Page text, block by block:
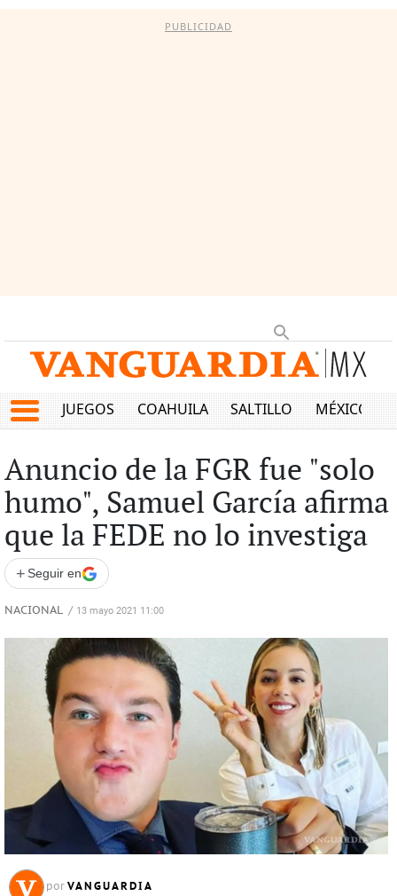
PUBLICIDAD
JUEGOS COAHUILA SALTILLO MÉXICO
Anuncio de la FGR fue "solo
humo", Samuel García afirma
que la FEDE no lo investiga
+ Seguir en
NACIONAL / 13 mayo 2021 11:00
por VANGUARDIA